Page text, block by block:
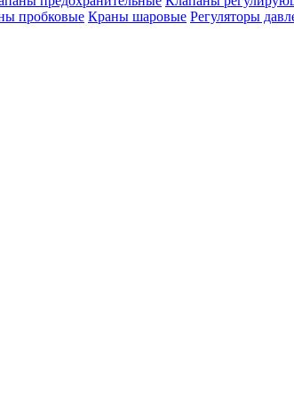
пробковые Краны шаровые Регуляторы